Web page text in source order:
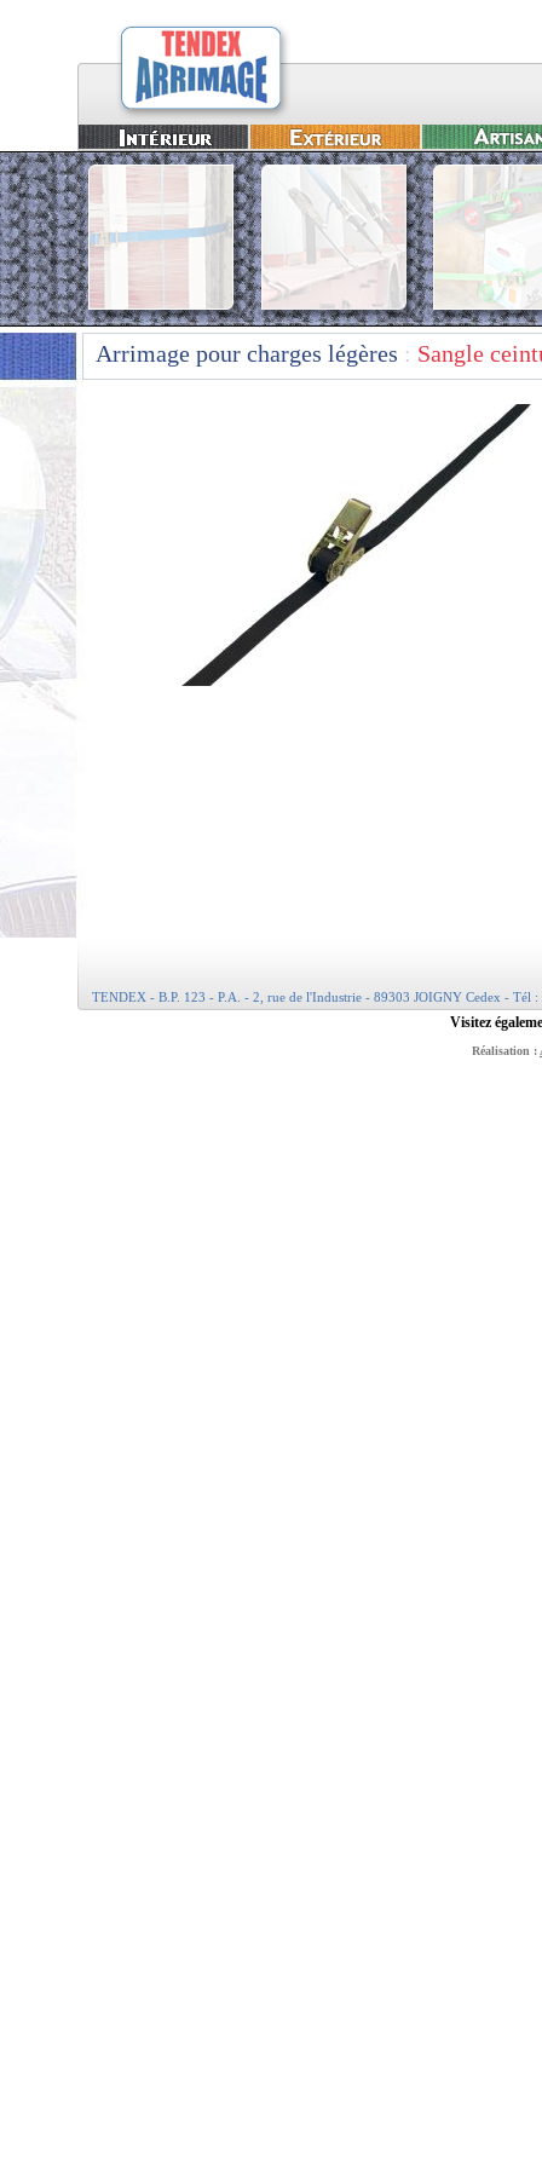
Arrimage pour charges légères : Sangle
TENDEX - B.P. 123 - P.A. - 2, rue de l'Industrie - 89303 JOIGNY Cedex - Tél
Visitez
Réalisation :